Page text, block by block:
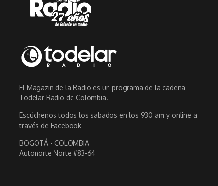
El Magazin de la Radio es un programa de la cadena
Todelar Radio de Colombia.
Escúchenos todos los sabados en los 930 am y online a
través de Facebook
BOGOTÁ - COLOMBIA
Autonorte Norte #83-64